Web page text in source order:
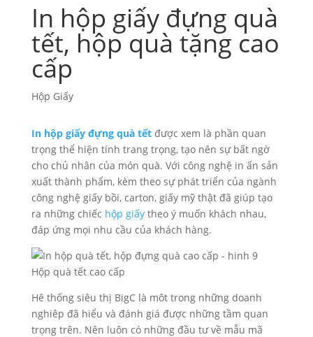
In hộp giấy đựng quà
tết, hộp quà tặng cao
cấp
Hộp Giấy
In hộp giấy đựng quà tếtđược xem là phần quan
trọng thể hiện tính trang trọng, tạo nên sự bất ngờ
cho chủ nhân của món quà. Với công nghệ in ấn sản
xuất thành phẩm, kèm theo sự phát triển của ngành
công nghệ giấy bồi, carton, giấy mỹ thật đã giúp tạo
ra những chiếc hộp giấy theo ý muốn khách nhau,
đáp ứng mọi nhu cầu của khách hàng.
Hộp quà tết cao cấp
Hê thống siêu thị BigC là môt trong những doanh
nghiêp đã hiểu và đánh giá được những tầm quan
trọng trên. Nên luôn có những đầu tư về mẫu mã